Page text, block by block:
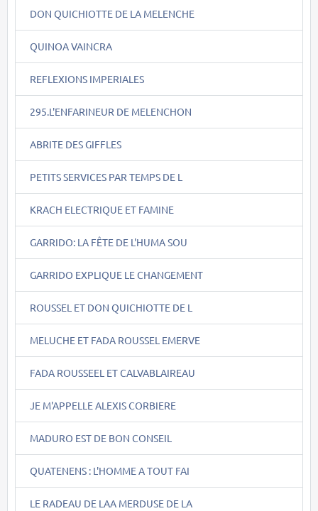
DON QUICHIOTTE DE LA MELENCHE
QUINOA VAINCRA
REFLEXIONS IMPERIALES
295.L'ENFARINEUR DE MELENCHON
ABRITE DES GIFFLES
PETITS SERVICES PAR TEMPS DE L
KRACH ELECTRIQUE ET FAMINE
GARRIDO: LA FÊTE DE L'HUMA SOU
GARRIDO EXPLIQUE LE CHANGEMENT
ROUSSEL ET DON QUICHIOTTE DE L
MELUCHE ET FADA ROUSSEL EMERVE
FADA ROUSSEEL ET CALVABLAIREAU
JE M'APPELLE ALEXIS CORBIERE
MADURO EST DE BON CONSEIL
QUATENENS : L'HOMME A TOUT FAI
LE RADEAU DE LAA MERDUSE DE LA